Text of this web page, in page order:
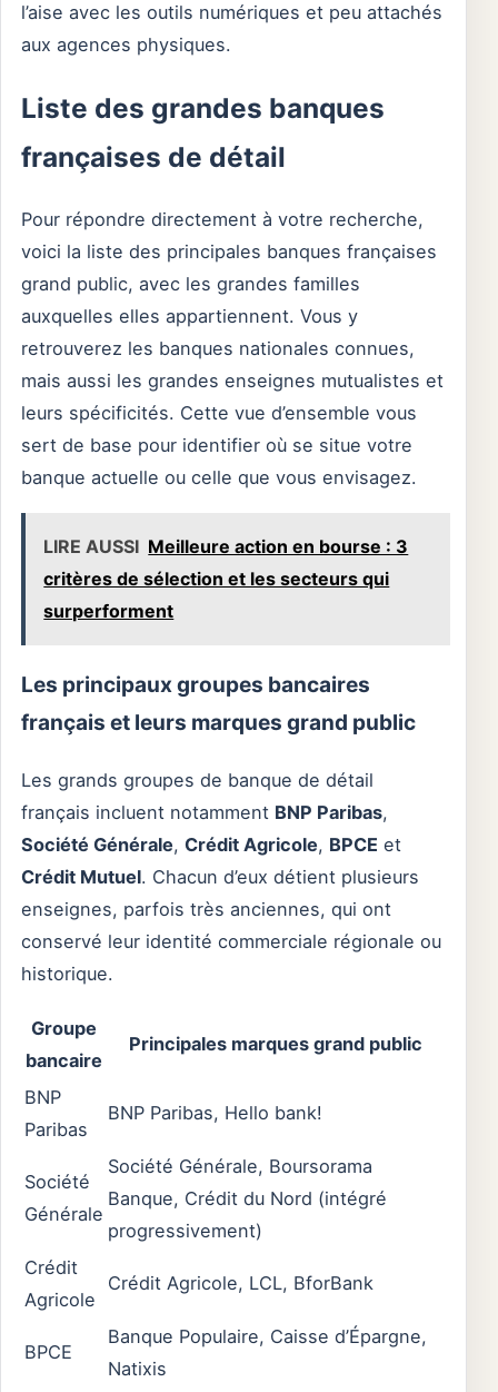
l’aise avec les outils numériques et peu attachés
aux agences physiques.
Liste des grandes banques
françaises de détail
Pour répondre directement à votre recherche,
voici la liste des principales banques françaises
grand public, avec les grandes familles
auxquelles elles appartiennent. Vous y
retrouverez les banques nationales connues,
mais aussi les grandes enseignes mutualistes et
leurs spécificités. Cette vue d’ensemble vous
sert de base pour identifier où se situe votre
banque actuelle ou celle que vous envisagez.
LIRE AUSSI Meilleure action en bourse : 3
critères de sélection et les secteurs qui
surperforment
Les principaux groupes bancaires
français et leurs marques grand public
Les grands groupes de banque de détail
français incluent notamment BNP Paribas,
Société Générale, Crédit Agricole, BPCE et
Crédit Mutuel. Chacun d’eux détient plusieurs
enseignes, parfois très anciennes, qui ont
conservé leur identité commerciale régionale ou
historique.
Groupe
bancaire
Principales marques grand public
BNP
Paribas
BNP Paribas, Hello bank!
Société
Générale
Société Générale, Boursorama
Banque, Crédit du Nord (intégré
progressivement)
Crédit
Agricole
Crédit Agricole, LCL, BforBank
BPCE
Banque Populaire, Caisse d’Épargne,
Natixis